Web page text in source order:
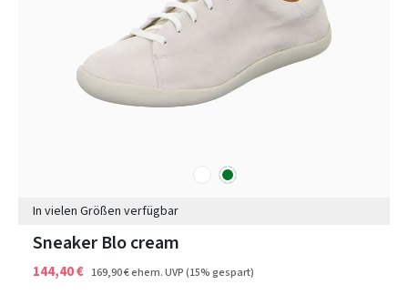
weißgrün
In vielen Größen verfügbar
Sneaker Blo cream
144,40 € 169,90 €ehem. UVP(15% gespart)